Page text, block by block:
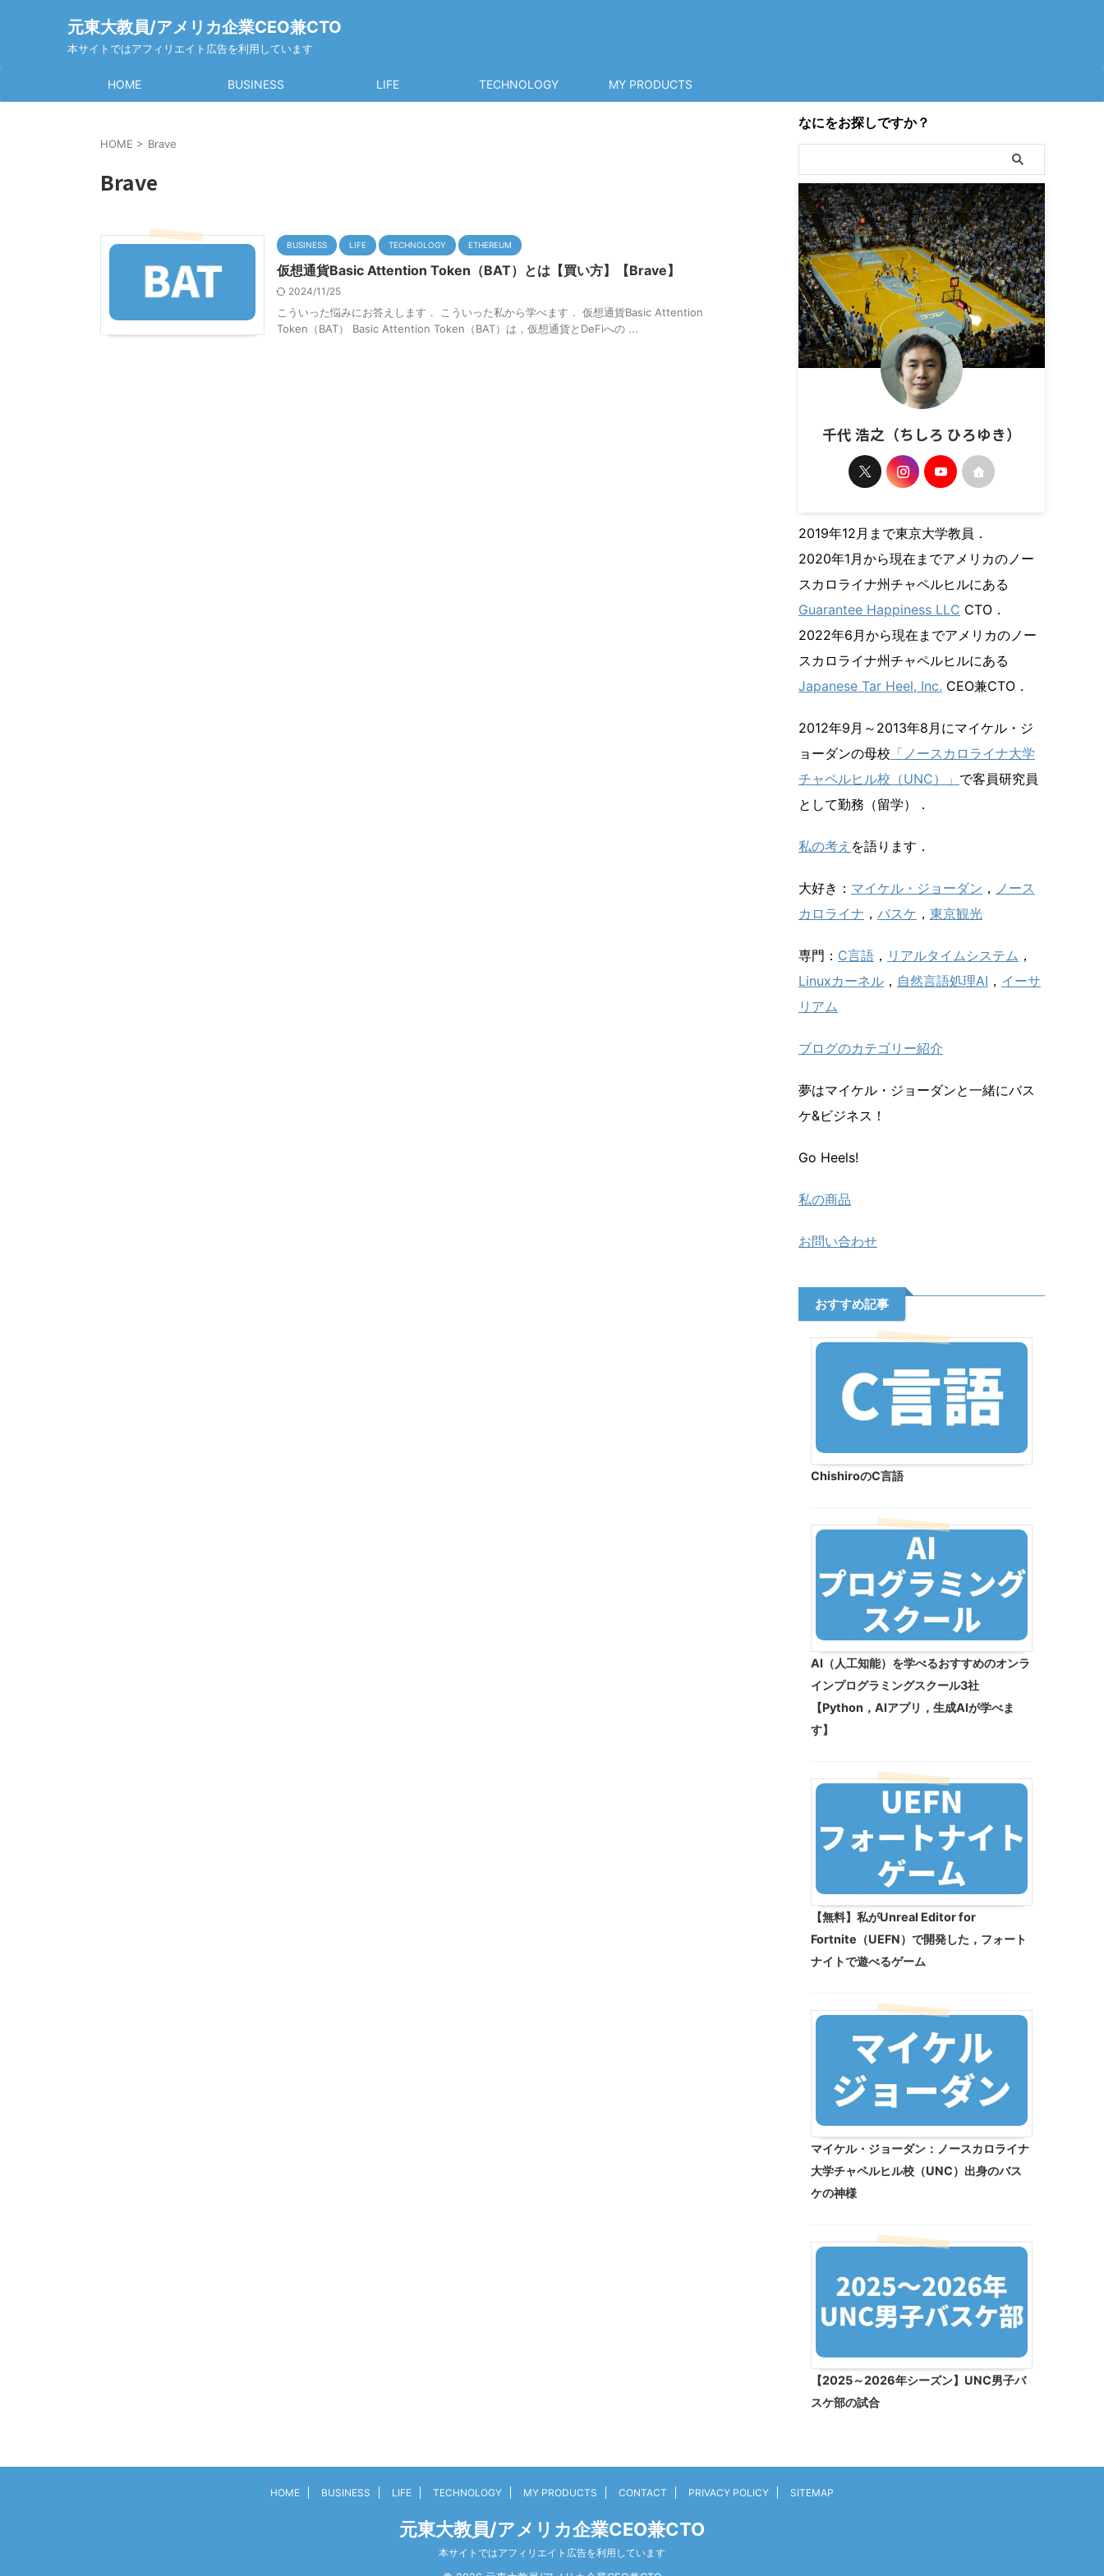
元東大教員/アメリカ企業CEO兼CTO
本サイトではアフィリエイト広告を利用しています
HOME BUSINESS LIFE TECHNOLOGY MY PRODUCTS
HOME > Brave
Brave
BUSINESS LIFE TECHNOLOGY ETHEREUM
仮想通貨Basic Attention Token（BAT）とは【買い方】【Brave】
2024/11/25
こういった悩みにお答えします． こういった私から学べます． 仮想通貨Basic Attention
Token（BAT） Basic Attention Token（BAT）は，仮想通貨とDeFiへの ...
なにをお探しですか？
千代 浩之（ちしろ ひろゆき）
2019年12月まで東京大学教員．
2020年1月から現在までアメリカのノー
スカロライナ州チャペルヒルにある
Guarantee Happiness LLC CTO．
2022年6月から現在までアメリカのノー
スカロライナ州チャペルヒルにある
Japanese Tar Heel, Inc. CEO兼CTO．
2012年9月～2013年8月にマイケル・ジ
ョーダンの母校 「ノースカロライナ大学
チャペルヒル校（UNC）」 で客員研究員
として勤務（留学）．
私の考え を語ります．
大好き： マイケル・ジョーダン ， ノース
カロライナ ， バスケ ， 東京観光
専門： C言語 ， リアルタイムシステム ，
Linuxカーネル ， 自然言語処理AI ， イーサ
リアム
ブログのカテゴリー紹介
夢はマイケル・ジョーダンと一緒にバス
ケ&ビジネス！
Go Heels!
私の商品
お問い合わせ
おすすめ記事
ChishiroのC言語
AI（人工知能）を学べるおすすめのオンラ
インプログラミングスクール3社
【Python，AIアプリ，生成AIが学べま
す】
【無料】私がUnreal Editor for
Fortnite（UEFN）で開発した，フォート
ナイトで遊べるゲーム
マイケル・ジョーダン：ノースカロライナ
大学チャペルヒル校（UNC）出身のバス
ケの神様
【2025～2026年シーズン】UNC男子バ
スケ部の試合
HOME BUSINESS LIFE TECHNOLOGY MY PRODUCTS CONTACT PRIVACY POLICY SITEMAP
元東大教員/アメリカ企業CEO兼CTO
本サイトではアフィリエイト広告を利用しています